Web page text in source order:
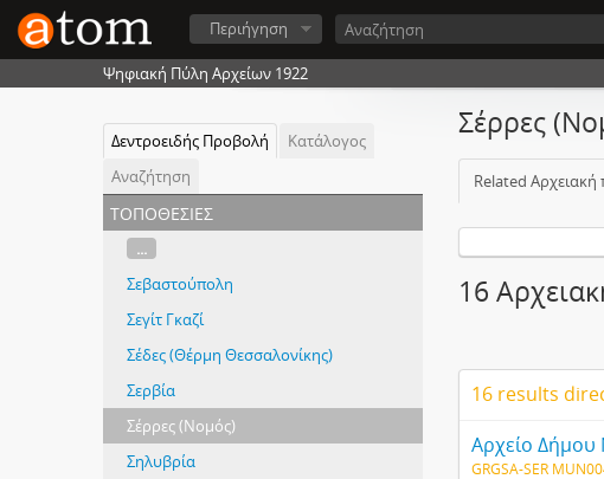
Περιήγηση
Ψηφιακή Πύλη Αρχείων 1922
Δεντροειδής Προβολή
Κατάλογος
Αναζήτηση
τοποθεσίες
...
Σεβαστούπολη
Σεγίτ Γκαζί
Σέδες (Θέρμη Θεσσαλονίκης)
Σερβία
Σέρρες (Νομός)
Σηλυβρία
Σέρρες
Related Αρχειακή
16
16 results
Αρχείο Δήμου
GRGSA-SER